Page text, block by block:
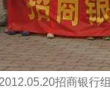
2012.05.20招商银行